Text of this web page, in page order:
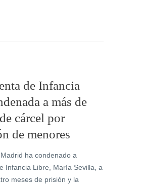
de Infancia
a más de
cárcel por
de menores
ha condenado a
Infancia Libre, María Sevilla, a
meses de prisión y la